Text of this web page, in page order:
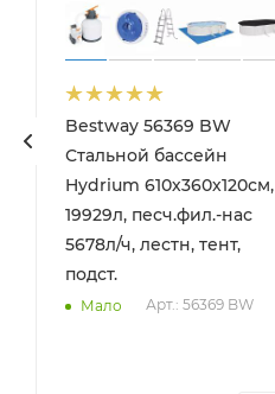
Bestway 56369 BW
Стальной бассейн
Hydrium 610х360х120см,
19929л, песч.фил.-нас
5678л/ч, лестн, тент,
подст.
Мало Арт.: 56369 BW